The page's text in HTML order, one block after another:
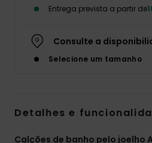
Entrega prevista a partir de
Consulte a
Selecione um tamanho
Detalhes e
Calções de banho pelo joelho